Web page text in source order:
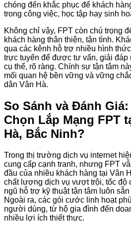
chóng đến khắc phục để khách
trong công việc, học tập hay sinh
Không chỉ vậy, FPT còn chú trọng
khách hàng thân thiện, tận tình.
qua các kênh hỗ trợ nhiều hình
trực tuyến để được tư vấn, giải đáp
cụ thể, rõ ràng. Chính sự tận tâm
mối quan hệ bền vững và vững
dân Vân Hà.
So Sánh và Đánh Giá:
Chọn Lắp Mạng FPT
Hà, Bắc Ninh?
Trong thị trường dịch vụ internet
cung cấp cạnh tranh, nhưng FPT
đầu của nhiều khách hàng tại Vân
chất lượng dịch vụ vượt trội, tốc độ
ngũ hỗ trợ kỹ thuật tận tâm luôn
Ngoài ra, các gói cước linh hoạt
người dùng, từ hộ gia đình đến
nhiều lợi ích thiết thực.